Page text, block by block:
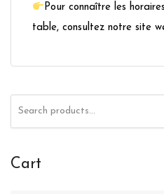
Pour connaître les
table, consultez notre site
Cart